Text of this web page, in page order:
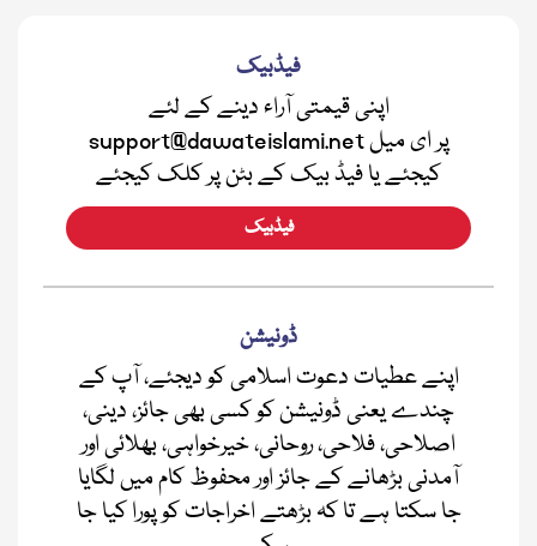
فیڈبیک
اپنی قیمتی آراء دینے کے لئے
support@dawateislami.net پر ای میل
کیجئے یا فیڈ بیک کے بٹن پر کلک کیجئے
فیڈبیک
ڈونیشن
اپنے عطیات دعوت اسلامی کو دیجئے، آپ کے
چندے یعنی ڈونیشن کو کسی بھی جائز، دینی،
اصلاحی، فلاحی، روحانی، خیرخواہی، بھلائی اور
آمدنی بڑھانے کے جائز اور محفوظ کام میں لگایا
جا سکتا ہے تا کہ بڑھتے اخراجات کو پورا کیا جا